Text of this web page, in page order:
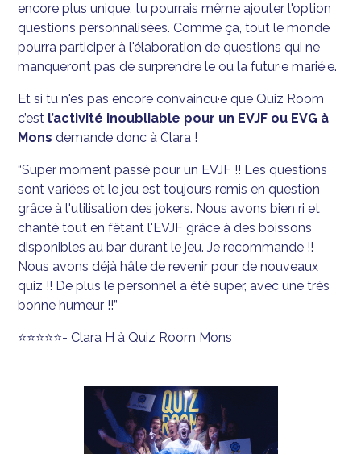
encore plus unique, tu pourrais même ajouter l'option
questions personnalisées. Comme ça, tout le monde
pourra participer à l'élaboration de questions qui ne
manqueront pas de surprendre le ou la futur·e marié·e.
Et si tu n'es pas encore convaincu·e que Quiz Room
c’est l’activité inoubliable pour un EVJF ou EVG à
Mons demande donc à Clara !
“Super moment passé pour un EVJF !! Les questions
sont variées et le jeu est toujours remis en question
grâce à l'utilisation des jokers. Nous avons bien ri et
chanté tout en fêtant l'EVJF grâce à des boissons
disponibles au bar durant le jeu. Je recommande !!
Nous avons déjà hâte de revenir pour de nouveaux
quiz !! De plus le personnel a été super, avec une très
bonne humeur !!”
⭐⭐⭐⭐⭐- Clara H à Quiz Room Mons